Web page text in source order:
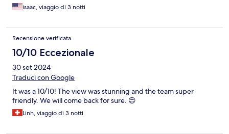
isaac, viaggio di 3 notti
Recensione verificata
10/10 Eccezionale
30 set 2024
Traduci con Google
It was a 10/10! The view was stunning and the team super
friendly. We will come back for sure. 😍
Linh, viaggio di 3 notti